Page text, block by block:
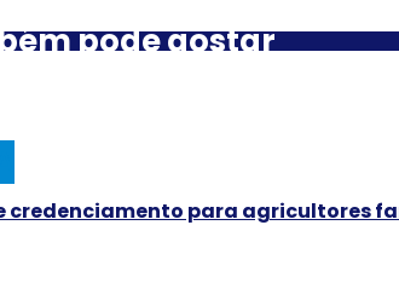
pode gostar
credenciamento para agricultores